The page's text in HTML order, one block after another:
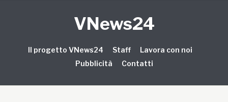
VNews24
Il progetto VNews24 Staff
Lavora con noi
Pubblicità
Contatti